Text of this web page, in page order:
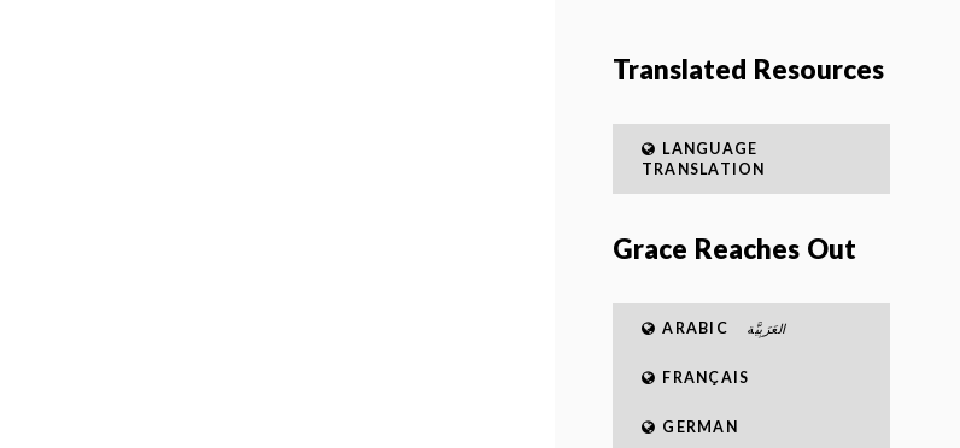
Translated Resources
LANGUAGE
TRANSLATION
Grace Reaches Out
ARABIC العَرَبِيَّة
FRANÇAIS
GERMAN